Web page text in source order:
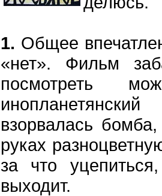
1. Общее
«нет». Фильм
посмотреть
взорвалась
руках
за что
выходит.